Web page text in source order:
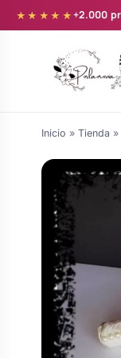
★★★★★+2.000
novia y
de boda
Árboles
Comunión
Batas de
para niña
Inicio » Tienda »